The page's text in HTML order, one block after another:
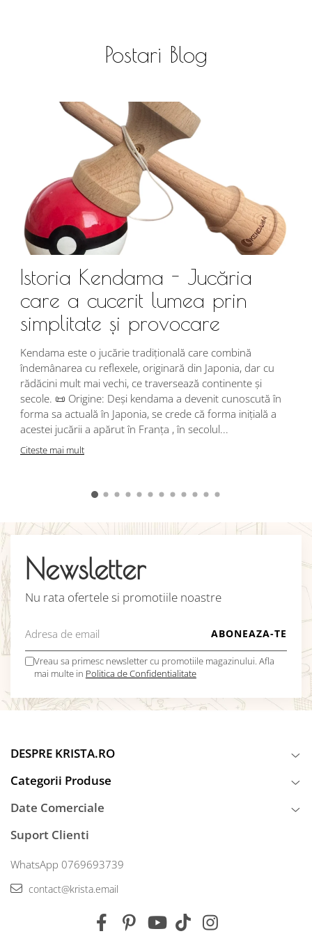
Postari Blog
Istoria Kendama - Jucăria
care a cucerit lumea prin
simplitate și provocare
Kendama este o jucărie tradițională care combină
îndemânarea cu reflexele, originară din Japonia, dar cu
rădăcini mult mai vechi, ce traversează continente și
secole. 📜 Origine: Deși kendama a devenit cunoscută în
forma sa actuală în Japonia, se crede că forma inițială a
acestei jucării a apărut în Franța , în secolul...
Citeste mai mult
Newsletter
Nu rata ofertele si promotiile noastre
Vreau sa primesc newsletter cu promotiile magazinului. Afla
mai multe in Politica de Confidentialitate
DESPRE KRISTA.RO
Categorii Produse
Date Comerciale
Suport Clienti
WhatsApp 0769693739
contact@krista.email